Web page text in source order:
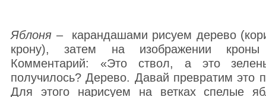
Яблоня – карандашами рисуем дерево
крону), затем на изображении
Комментарий: «Это ствол, а это
получилось? Дерево. Давай превратим это
Для этого нарисуем на ветках спелые